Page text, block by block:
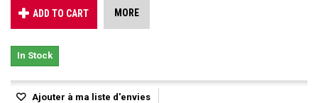
ADD TO CART MORE
In Stock
Ajouter à ma liste d'envies